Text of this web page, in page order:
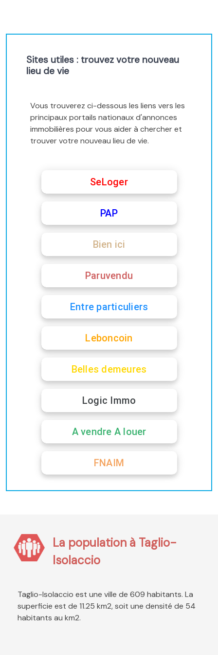
Sites utiles : trouvez votre nouveau
lieu de vie
Vous trouverez ci-dessous les liens vers les
principaux portails nationaux d'annonces
immobilières pour vous aider à chercher et
trouver votre nouveau lieu de vie.
SeLoger
PAP
Bien ici
Paruvendu
Entre particuliers
Leboncoin
Belles demeures
Logic Immo
A vendre A louer
FNAIM
La population à Taglio-
Isolaccio
Taglio-Isolaccio est une ville de 609 habitants. La
superficie est de 11.25 km2, soit une densité de 54
habitants au km2.